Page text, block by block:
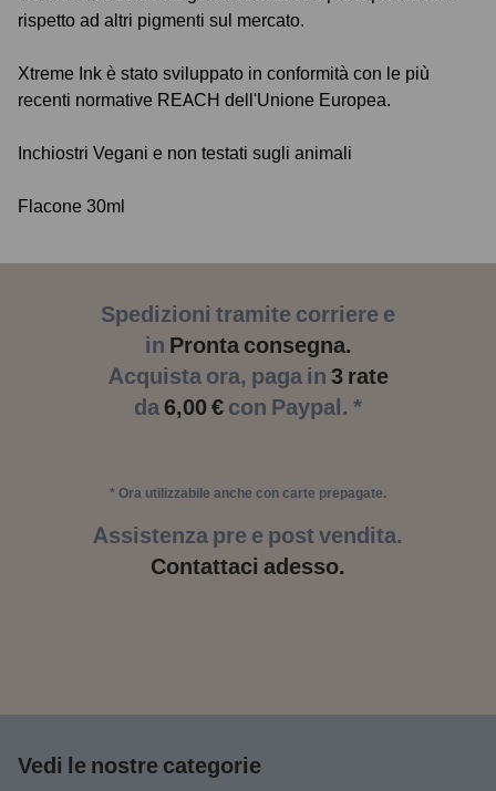
rispetto ad altri pigmenti sul mercato.
Xtreme Ink è stato sviluppato in conformità con le più
recenti normative REACH dell'Unione Europea.
Inchiostri Vegani e non testati sugli animali
Flacone 30ml
Spedizioni tramite corriere e
in Pronta consegna.
Acquista ora, paga in 3 rate
da6,00 € con Paypal. *
* Ora utilizzabile anche con carte prepagate.
Assistenza pre e post vendita.
Contattaci adesso.
Vedi le nostre categorie